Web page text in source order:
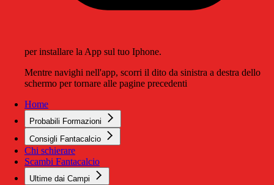
per installare la App sul tuo Iphone.
Mentre navighi nell'app, scorri il dito da sinistra a destra dello
schermo per tornare alle pagine precedenti
Home
Probabili Formazioni
Consigli Fantacalcio
Chi schierare
Scambi Fantacalcio
Ultime dai Campi